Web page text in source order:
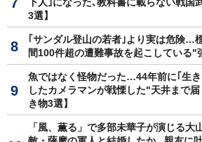
3選】
｢サンダル登山の若者｣より実は危険…
間100件超の遭難事故を起こしている"
魚ではなく怪物だった…44年前に｢生
したカメラマンが戦慄した"天井まで
き物3選】
「風、薫る」で多部未華子が演じる大